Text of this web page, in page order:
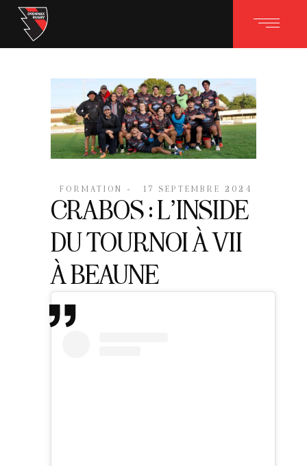
FORMATION 17 SEPTEMBRE 2024
CRABOS : L’INSIDE
DU TOURNOI À VII
À BEAUNE